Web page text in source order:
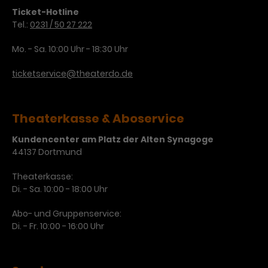
Ticket-Hotline
Tel.: 0231 / 50 27 222
Mo. - Sa. 10:00 Uhr - 18:30 Uhr
ticketservice@theaterdo.de
Theaterkasse & Aboservice
Kundencenter am Platz der Alten Synagoge
44137 Dortmund
Theaterkasse:
Di. - Sa. 10:00 - 18:00 Uhr
Abo- und Gruppenservice:
Di. - Fr. 10:00 - 16:00 Uhr